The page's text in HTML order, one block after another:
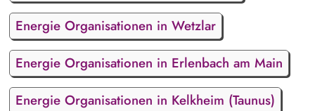
Energie Organisationen in Wetzlar
Energie Organisationen in Erlenbach am Main
Energie Organisationen in Kelkheim (Taunus)